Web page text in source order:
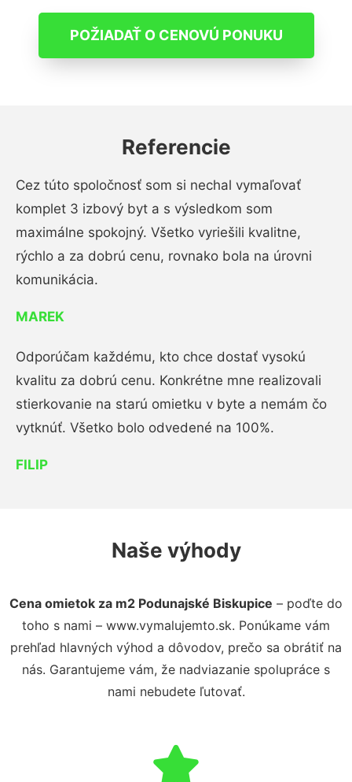
POŽIADAŤ O CENOVÚ PONUKU
Referencie
Cez túto spoločnosť som si nechal vymaľovať
komplet 3 izbový byt a s výsledkom som
maximálne spokojný. Všetko vyriešili kvalitne,
rýchlo a za dobrú cenu, rovnako bola na úrovni
komunikácia.
MAREK
Odporúčam každému, kto chce dostať vysokú
kvalitu za dobrú cenu. Konkrétne mne realizovali
stierkovanie na starú omietku v byte a nemám čo
vytknúť. Všetko bolo odvedené na 100%.
FILIP
Naše výhody
Cena omietok za m2 Podunajské Biskupice – poďte do
toho s nami – www.vymalujemto.sk. Ponúkame vám
prehľad hlavných výhod a dôvodov, prečo sa obrátiť na
nás. Garantujeme vám, že nadviazanie spolupráce s
nami nebudete ľutovať.